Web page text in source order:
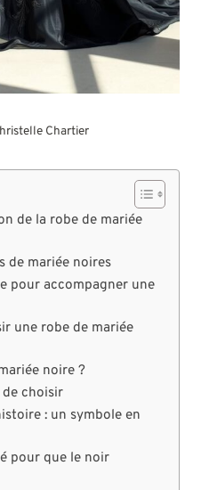
Chartier
de la robe de mariée
de mariée noires
pour accompagner une
une robe de mariée
noire ?
choisir
: un symbole en
pour que le noir